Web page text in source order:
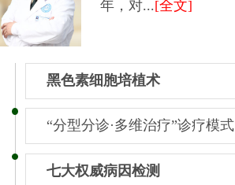
年，对...[全文]
黑色素细胞培植术
“分型分诊·多维治疗”诊疗模式
七大权威病因检测